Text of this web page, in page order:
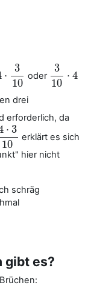
⋅
3
10
3 10 oder
3
10
⋅ 4
310 4
drei
erforderlich, da
⋅ 3
10
⋅310 erklärt es sich
hier nicht
schräg
gibt es?